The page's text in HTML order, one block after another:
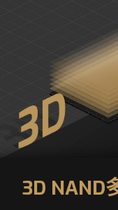
3D NAND